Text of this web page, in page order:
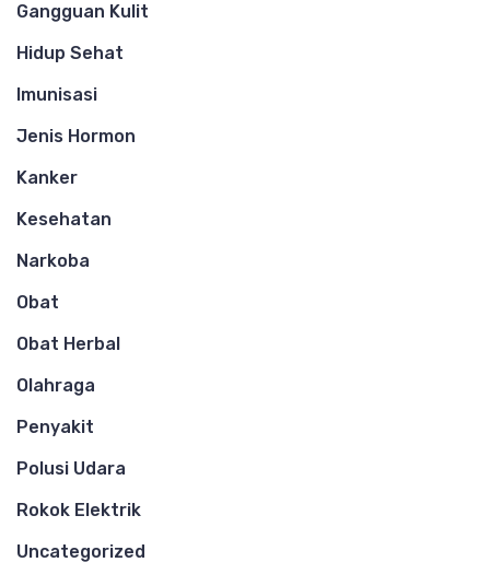
Gangguan Kulit
Hidup Sehat
Imunisasi
Jenis Hormon
Kanker
Kesehatan
Narkoba
Obat
Obat Herbal
Olahraga
Penyakit
Polusi Udara
Rokok Elektrik
Uncategorized